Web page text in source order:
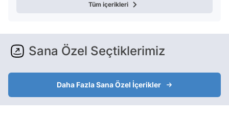
Tüm içerikleri
Sana Özel Seçtiklerimiz
Daha Fazla Sana Özel İçerikler